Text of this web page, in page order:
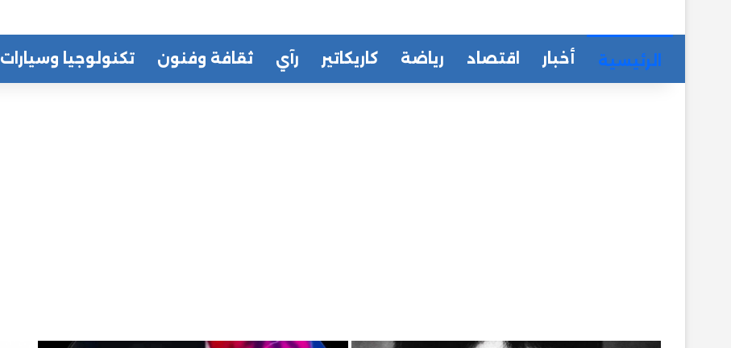
الرئيسية أخبار اقتصاد رياضة كاريكاتير رآي ثقافة وفنون تكنولوجيا وسيارات